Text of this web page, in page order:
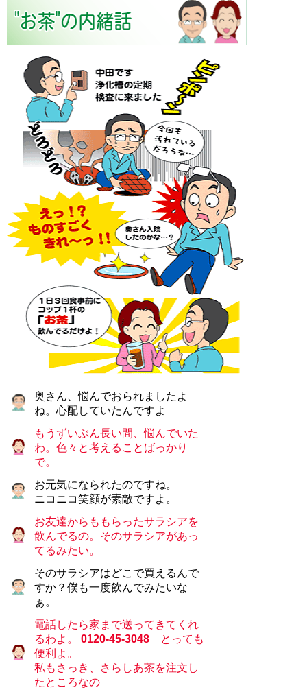
奥さん、悩んでおられましたよ
ね。心配していたんですよ
もうずいぶん長い間、悩んでいた
わ。色々と考えることばっかり
で。
お元気になられたのですね。
ニコニコ笑顔が素敵ですよ。
お友達からももらったサラシアを
飲んでるの。そのサラシアがあっ
てるみたい。
そのサラシアはどこで買えるんで
すか？僕も一度飲んでみたいな
ぁ。
電話したら家まで送ってきてくれ
るわよ。 0120-45-3048 とっても
便利よ。
私もさっき、さらしあ茶を注文し
たところなの